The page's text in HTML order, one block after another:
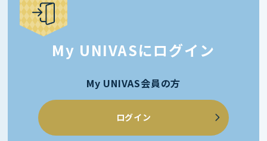
My UNIVASにログイン
My UNIVAS会員の方
ログイン